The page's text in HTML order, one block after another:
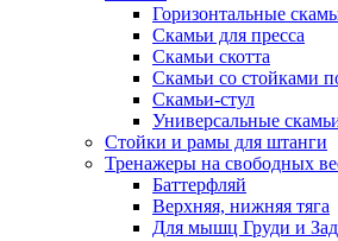
Горизонтальные
Скамьи для пресса
Скамьи скотта
Скамьи со стойками
Скамьи-стул
Универсальные
Стойки и рамы для штанги
Тренажеры на свободных
Баттерфляй
Верхняя, нижняя тяга
Для мышц Груди и